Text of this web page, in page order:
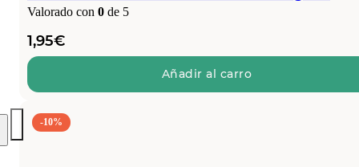
Valorado con 0 de 5
1,95€
Añadir al carro
-10%